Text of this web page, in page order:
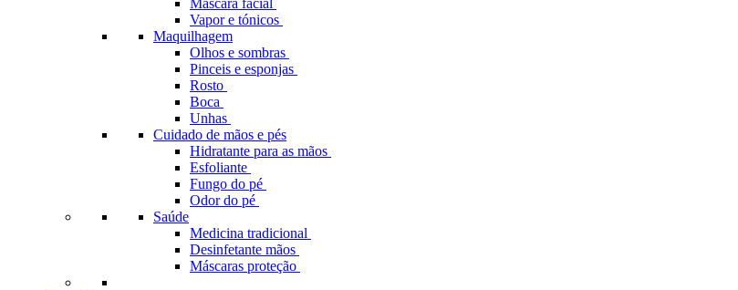
Máscara facial
Vapor e tónicos
Maquilhagem
Olhos e sombras
Pinceis e esponjas
Rosto
Boca
Unhas
Cuidado de mãos e pés
Hidratante para as mãos
Esfoliante
Fungo do pé
Odor do pé
Saúde
Medicina tradicional
Desinfetante mãos
Máscaras proteção